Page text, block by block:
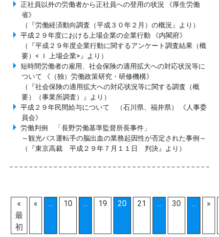
正社員以外の労働者から正社員への登用の状況 《厚生労働
省》
（『労働経済動向調査（平成３０年２月）の概況』より）
平成２９年度における上場企業の企業行動 《内閣府》
（『平成２９年度企業行動に関するアンケート調査結果（概
要）< Ｉ 上場企業>』より）
短時間労働者の雇用、社会保険の適用拡大への対応状況等に
ついて 《（独）労働政策研究・研修機構》
（『社会保険の適用拡大への対応状況等に関する調査（概
要）（事業所調査）』より）
平成２９年民間給与について （石川県、福井県） 《人事委
員会》
労働判例 「長野労働基準監督所長事件」
～観光バス運転手の脳出血の業務起因性が否定された事例～
（『東京高裁 平成２９年７月１１日 判決』より）
«
最
初
« ... 10 ... 19 20 21 ... 30 ... »